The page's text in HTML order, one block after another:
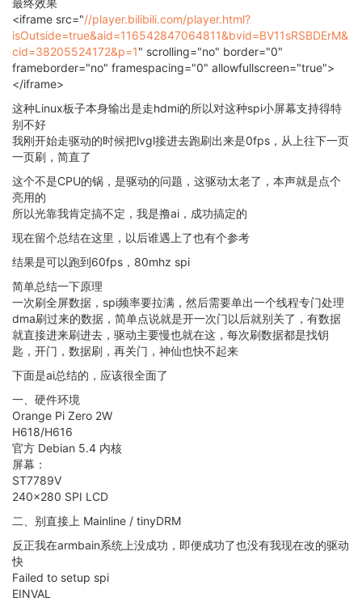
最终效果
<iframe src="//player.bilibili.com/player.html?
isOutside=true&aid=116542847064811&bvid=BV11sRSBDErM&
cid=38205524172&p=1" scrolling="no" border="0"
frameborder="no" framespacing="0" allowfullscreen="true">
</iframe>
这种Linux板子本身输出是走hdmi的所以对这种spi小屏幕支持得特
别不好
我刚开始走驱动的时候把lvgl接进去跑刷出来是0fps，从上往下一页
一页刷，简直了
这个不是CPU的锅，是驱动的问题，这驱动太老了，本声就是点个
亮用的
所以光靠我肯定搞不定，我是撸ai，成功搞定的
现在留个总结在这里，以后谁遇上了也有个参考
结果是可以跑到60fps，80mhz spi
简单总结一下原理
一次刷全屏数据，spi频率要拉满，然后需要单出一个线程专门处理
dma刷过来的数据，简单点说就是开一次门以后就别关了，有数据
就直接进来刷进去，驱动主要慢也就在这，每次刷数据都是找钥
匙，开门，数据刷，再关门，神仙也快不起来
下面是ai总结的，应该很全面了
一、硬件环境
Orange Pi Zero 2W
H618/H616
官方 Debian 5.4 内核
屏幕：
ST7789V
240x280 SPI LCD
二、别直接上 Mainline / tinyDRM
反正我在armbain系统上没成功，即便成功了也没有我现在改的驱动
快
Failed to setup spi
EINVAL